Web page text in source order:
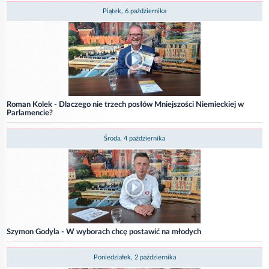
Piątek, 6 października
Roman Kolek - Dlaczego nie trzech posłów Mniejszości Niemieckiej w
Parlamencie?
Środa, 4 października
Szymon Godyla - W wyborach chcę postawić na młodych
Poniedziałek, 2 października